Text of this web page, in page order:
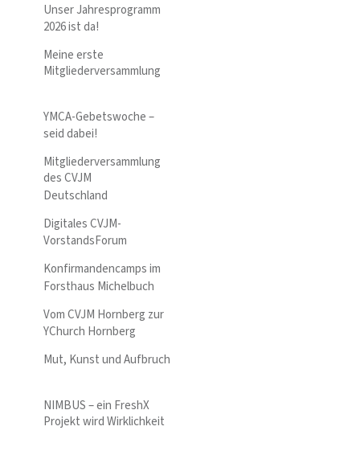
Unser Jahresprogramm
2026 ist da!
Meine erste
Mitgliederversammlung
YMCA-Gebetswoche –
seid dabei!
Mitgliederversammlung
des CVJM
Deutschland
Digitales CVJM-
VorstandsForum
Konfirmandencamps im
Forsthaus Michelbuch
Vom CVJM Hornberg zur
YChurch Hornberg
Mut, Kunst und Aufbruch
NIMBUS – ein FreshX
Projekt wird Wirklichkeit